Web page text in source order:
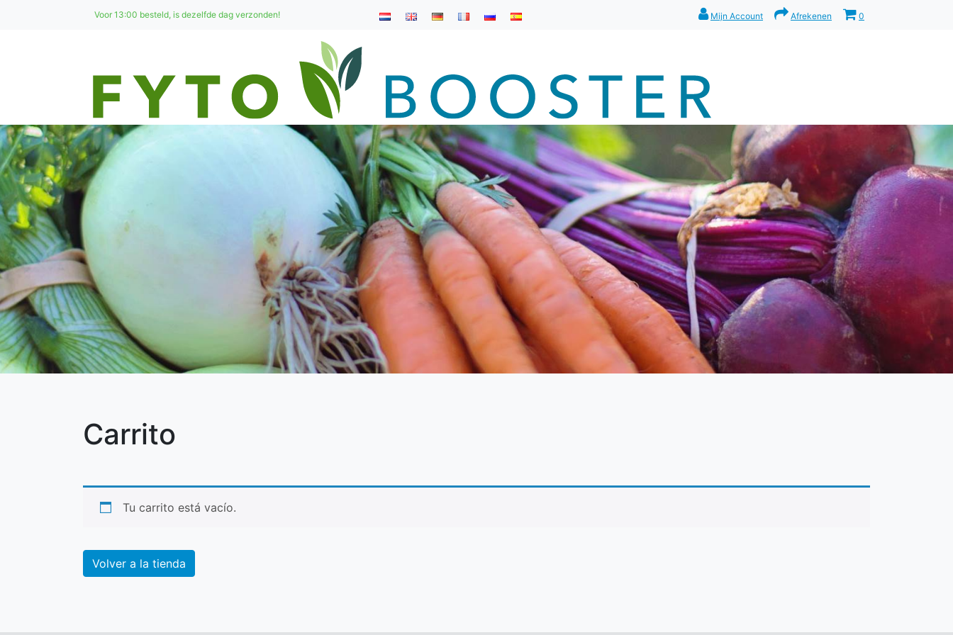
Voor 13:00 besteld, is dezelfde dag verzonden! Mijn Account Afrekenen 0
Carrito
Tu carrito está vacío.
Volver a la tienda